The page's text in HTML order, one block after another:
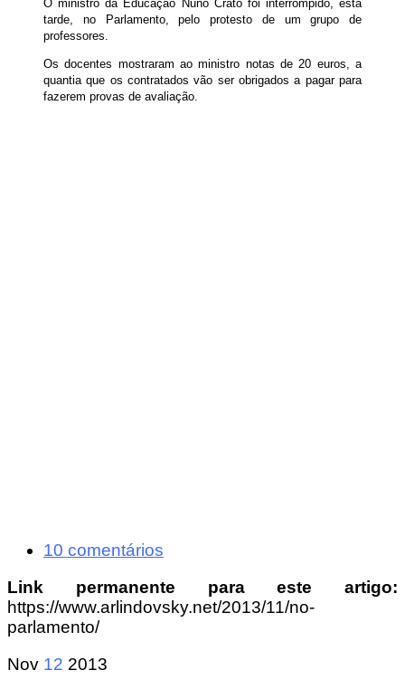
O ministro da Educação Nuno Crato foi interrompido, esta
tarde, no Parlamento, pelo protesto de um grupo de
professores.
Os docentes mostraram ao ministro notas de 20 euros, a
quantia que os contratados vão ser obrigados a pagar para
fazerem provas de avaliação.
10 comentários
Link permanente para este artigo:
https://www.arlindovsky.net/2013/11/no-
parlamento/
Nov 12 2013